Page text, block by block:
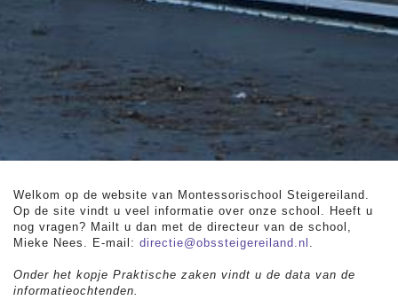
Welkom op de website van Montessorischool Steigereiland.
Op de site vindt u veel informatie over onze school. Heeft u
nog vragen? Mailt u dan met de directeur van de school,
Mieke Nees. E-mail: directie@obssteigereiland.nl
Onder het kopje Praktische zaken vindt u de data van de
informatieochtenden.